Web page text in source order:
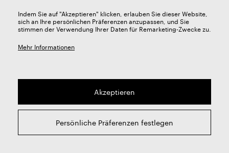
0,063
0,063
Berechnungen Schnittbedingungen
Indem Sie auf "Akzeptieren" klicken, erlauben Sie dieser Website,
sich an Ihre persönlichen Präferenzen anzupassen, und Sie
stimmen der Verwendung Ihrer Daten für Remarketing-Zwecke zu.
Mehr Informationen
Akzeptieren
Persönliche Präferenzen festlegen